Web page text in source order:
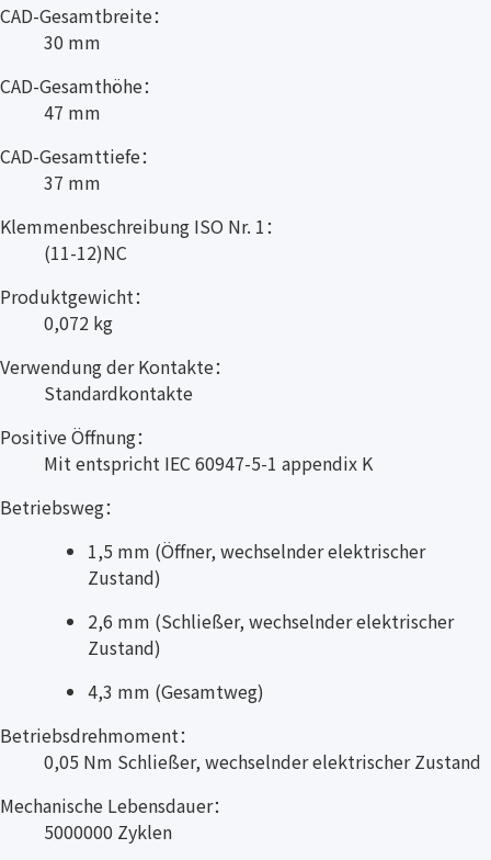
CAD-Gesamtbreite：
30 mm
CAD-Gesamthöhe：
47 mm
CAD-Gesamttiefe：
37 mm
Klemmenbeschreibung ISO Nr. 1：
(11-12)NC
Produktgewicht：
0,072 kg
Verwendung der Kontakte：
Standardkontakte
Positive Öffnung：
Mit entspricht IEC 60947-5-1 appendix K
Betriebsweg：
1,5 mm (Öffner, wechselnder elektrischer
Zustand)
2,6 mm (Schließer, wechselnder elektrischer
Zustand)
4,3 mm (Gesamtweg)
Betriebsdrehmoment：
0,05 Nm Schließer, wechselnder elektrischer Zustand
Mechanische Lebensdauer：
5000000 Zyklen